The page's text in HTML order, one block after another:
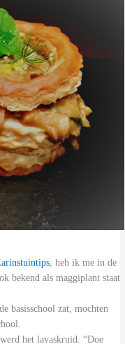
, heb ik me in de
bekend als maggiplant staat
basisschool zat, mochten
het lavaskruid. “Doe